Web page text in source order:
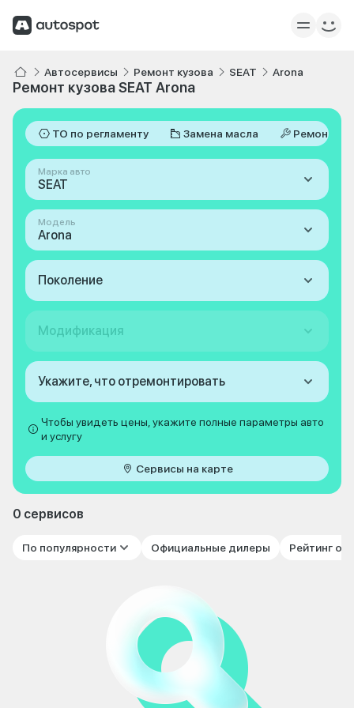
Автосервисы Ремонт кузова SEAT Arona
Ремонт кузова SEAT Arona
ТО по регламенту Замена масла Ремонт
Марка авто
SEAT
Модель
Arona
Поколение
Модификация
Укажите, что отремонтировать
Чтобы увидеть цены, укажите полные параметры авто
и услугу
Сервисы на карте
0 сервисов
По популярности Официальные дилеры Рейтинг